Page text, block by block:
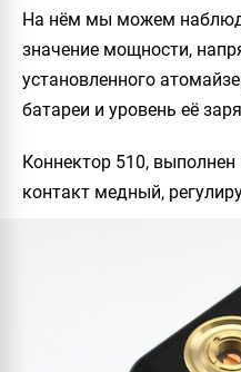
На нём мы можем
значение мощности,
установленного
батареи и уровень её
Коннектор 510,
контакт медный,